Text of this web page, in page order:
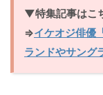
▼特集記事はこ
⇒イケオジ俳優
ランドやサング